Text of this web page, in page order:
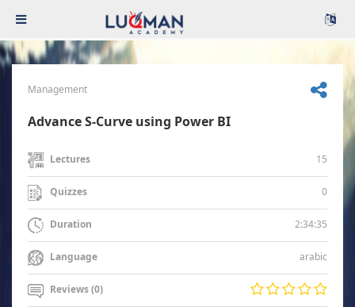
Management
Advance S-Curve using Power BI
Lectures 15
Quizzes 0
Duration 2:34:35
Language arabic
Reviews (0)